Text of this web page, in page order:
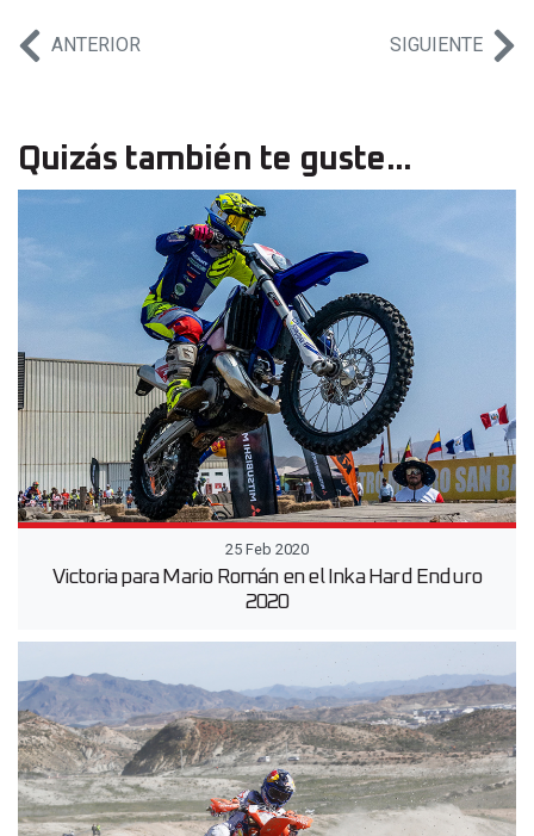
ANTERIOR SIGUIENTE
Quizás también te guste...
25 Feb 2020
Victoria para Mario Román en el Inka Hard Enduro
2020